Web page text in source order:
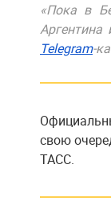
«Пока в
Telegram-
свою
ТАСС.